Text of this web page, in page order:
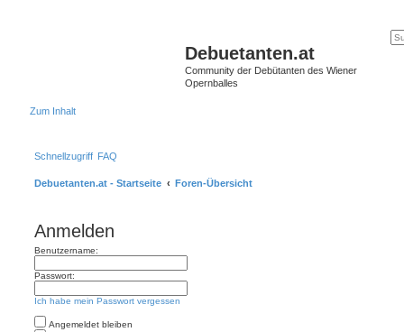
Debuetanten.at
Community der Debütanten des Wiener
Opernballes
Zum Inhalt
Schnellzugriff FAQ
Debuetanten.at - Startseite Foren-Übersicht
Anmelden
Benutzername:
Passwort:
Ich habe mein Passwort vergessen
Angemeldet bleiben